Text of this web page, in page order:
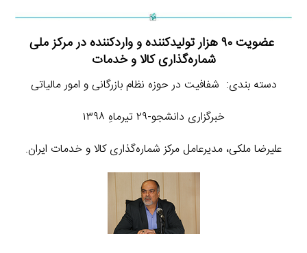
عضویت ۹۰ هزار تولیدکننده و واردکننده در مرکز ملی
شماره‌گذاری کالا و خدمات
دسته بندی: شفافیت در حوزه نظام بازرگانی و امور مالیاتی
خبرگزاری دانشجو-۲۹ تیرماهِ ۱۳۹۸
علیرضا ملکی، مدیرعامل مرکز شماره‌گذاری کالا و خدمات ایران.